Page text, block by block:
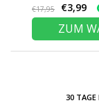
€17,95 €3,99
ZUM
30 TAGE